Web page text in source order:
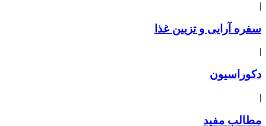
|
سفره آرایی و تزیین غذا
|
دکوراسیون
|
مطالب مفید